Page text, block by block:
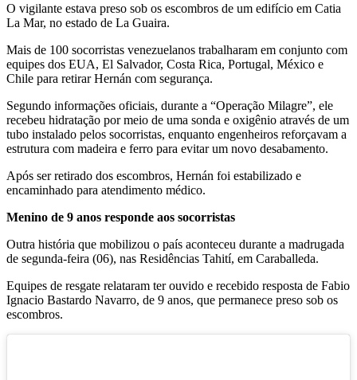
O vigilante estava preso sob os escombros de um edifício em Catia
La Mar, no estado de La Guaira.
Mais de 100 socorristas venezuelanos trabalharam em conjunto com
equipes dos EUA, El Salvador, Costa Rica, Portugal, México e
Chile para retirar Hernán com segurança.
Segundo informações oficiais, durante a “Operação Milagre”, ele
recebeu hidratação por meio de uma sonda e oxigênio através de um
tubo instalado pelos socorristas, enquanto engenheiros reforçavam a
estrutura com madeira e ferro para evitar um novo desabamento.
Após ser retirado dos escombros, Hernán foi estabilizado e
encaminhado para atendimento médico.
Menino de 9 anos responde aos socorristas
Outra história que mobilizou o país aconteceu durante a madrugada
de segunda-feira (06), nas Residências Tahití, em Caraballeda.
Equipes de resgate relataram ter ouvido e recebido resposta de Fabio
Ignacio Bastardo Navarro, de 9 anos, que permanece preso sob os
escombros.